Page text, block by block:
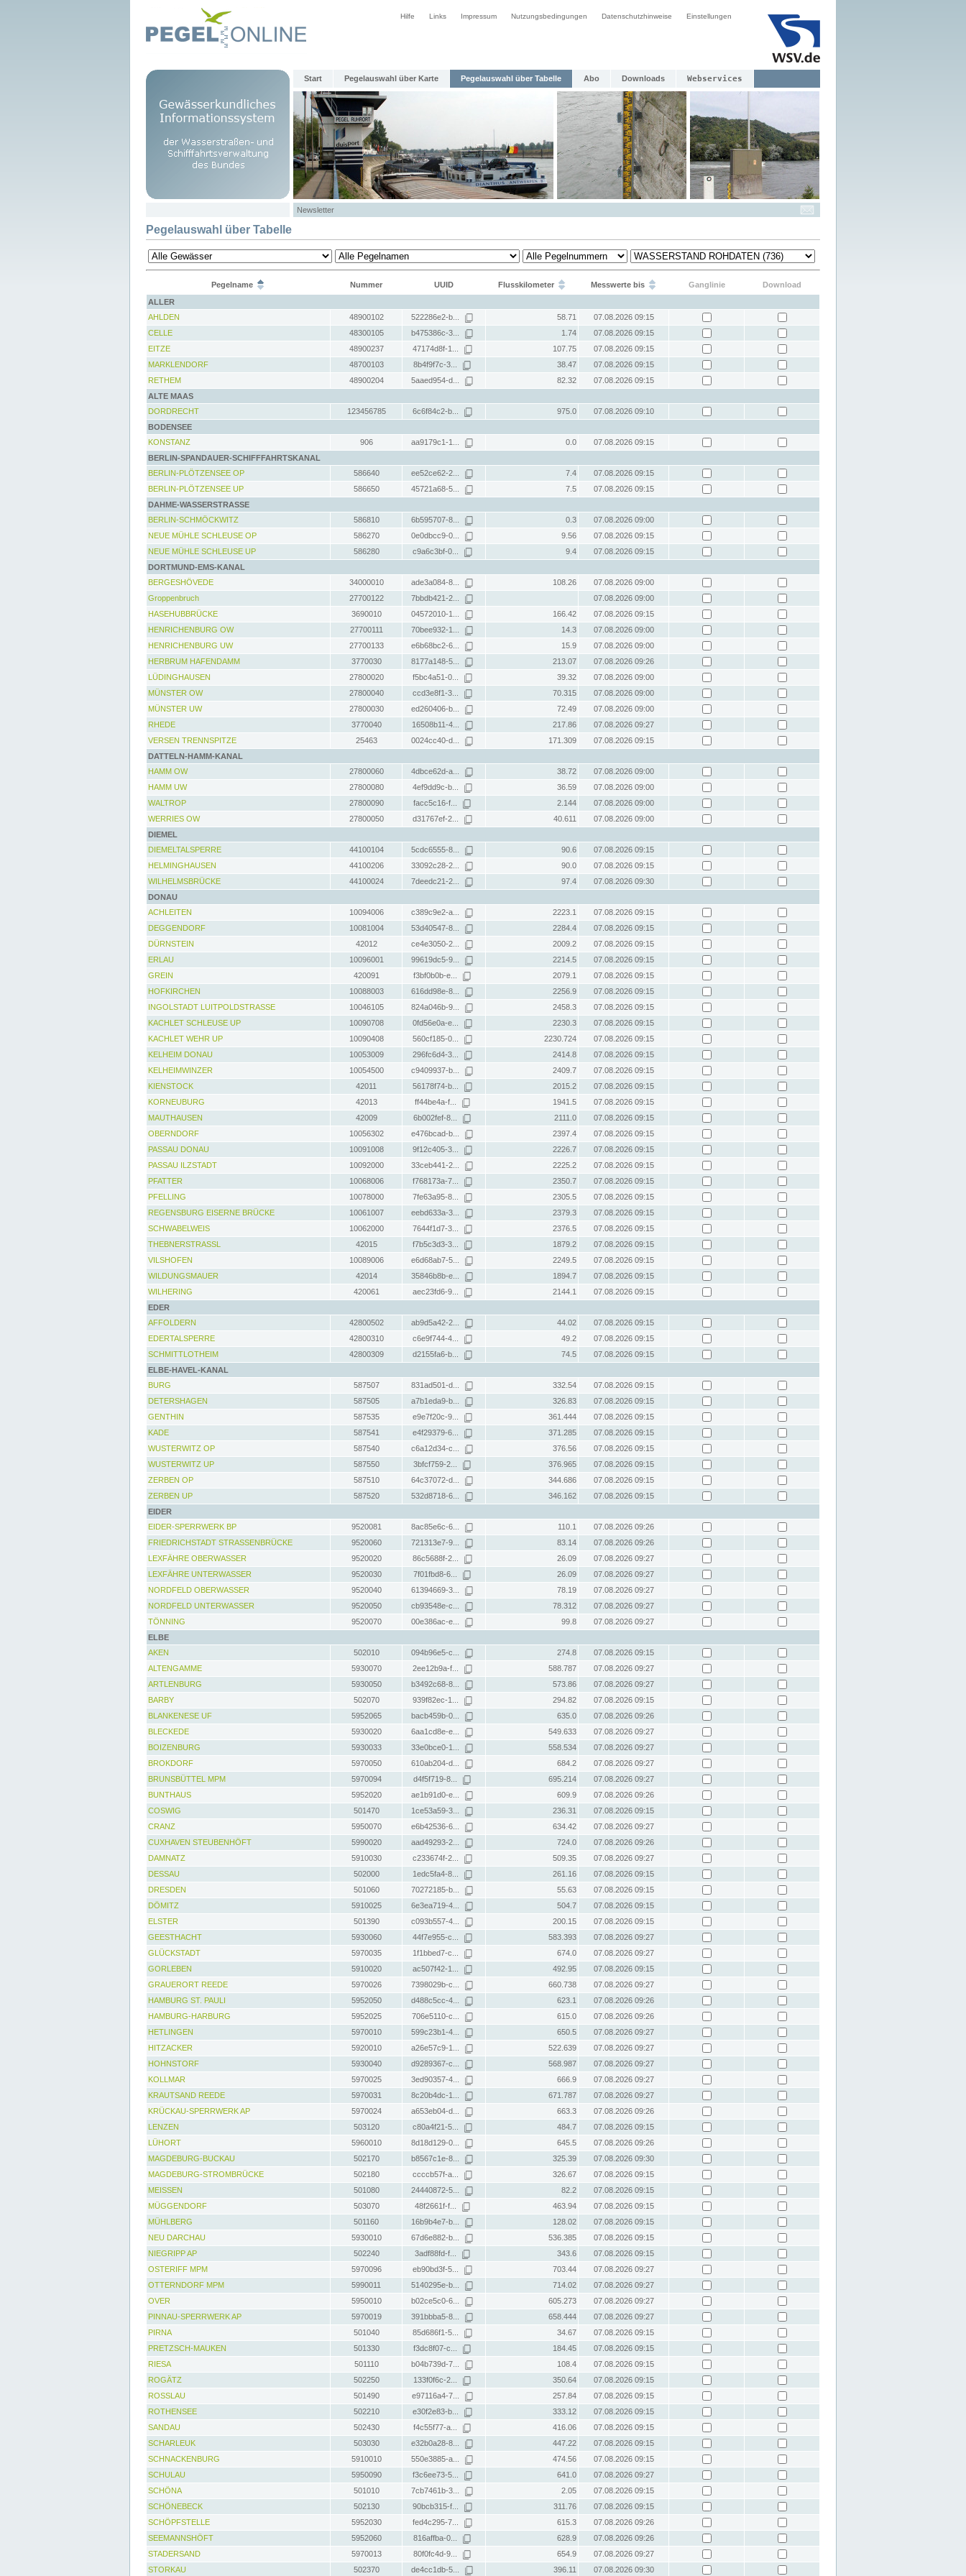
Hilfe Links Impressum Nutzungsbedingungen Datenschutzhinweise Einstellungen
Start Pegelauswahl über Karte Pegelauswahl über Tabelle Abo Downloads Webservices
Newsletter
Pegelauswahl über Tabelle
Pegelname Nummer UUID Flusskilometer Messwerte bis Ganglinie
Download
ALLER
AHLDEN
48900102 522286e2-b... 58.71
07.08.2026 09:15
CELLE
48300105 b475386c-3... 1.74
07.08.2026 09:15
EITZE
48900237 47174d8f-1... 107.75
07.08.2026 09:15
MARKLENDORF
48700103 8b4f9f7c-3... 38.47
07.08.2026 09:15
RETHEM
48900204 5aaed954-d... 82.32
07.08.2026 09:15
ALTE MAAS
DORDRECHT
123456785 6c6f84c2-b... 975.0
07.08.2026 09:10
BODENSEE
KONSTANZ
906 aa9179c1-1... 0.0
07.08.2026 09:15
BERLIN-SPANDAUER-SCHIFFFAHRTSKANAL
BERLIN-PLÖTZENSEE OP
586640 ee52ce62-2... 7.4
07.08.2026 09:15
BERLIN-PLÖTZENSEE UP
586650 45721a68-5... 7.5
07.08.2026 09:15
DAHME-WASSERSTRASSE
BERLIN-SCHMÖCKWITZ
586810 6b595707-8... 0.3
07.08.2026 09:00
NEUE MÜHLE SCHLEUSE OP
586270 0e0dbcc9-0... 9.56
07.08.2026 09:15
NEUE MÜHLE SCHLEUSE UP
586280 c9a6c3bf-0... 9.4
07.08.2026 09:15
DORTMUND-EMS-KANAL
BERGESHÖVEDE
34000010 ade3a084-8... 108.26
07.08.2026 09:00
Groppenbruch
27700122 7bbdb421-2...
07.08.2026 09:00
HASEHUBBRÜCKE
3690010 04572010-1... 166.42
07.08.2026 09:15
HENRICHENBURG OW
27700111 70bee932-1... 14.3
07.08.2026 09:00
HENRICHENBURG UW
27700133 e6b68bc2-6... 15.9
07.08.2026 09:00
HERBRUM HAFENDAMM
3770030 8177a148-5... 213.07
07.08.2026 09:26
LÜDINGHAUSEN
27800020 f5bc4a51-0... 39.32
07.08.2026 09:00
MÜNSTER OW
27800040 ccd3e8f1-3... 70.315
07.08.2026 09:00
MÜNSTER UW
27800030 ed260406-b... 72.49
07.08.2026 09:00
RHEDE
3770040 16508b11-4... 217.86
07.08.2026 09:27
VERSEN TRENNSPITZE
25463 0024cc40-d... 171.309
07.08.2026 09:15
DATTELN-HAMM-KANAL
HAMM OW
27800060 4dbce62d-a... 38.72
07.08.2026 09:00
HAMM UW
27800080 4ef9dd9c-b... 36.59
07.08.2026 09:00
WALTROP
27800090 facc5c16-f... 2.144
07.08.2026 09:00
WERRIES OW
27800050 d31767ef-2... 40.611
07.08.2026 09:00
DIEMEL
DIEMELTALSPERRE
44100104 5cdc6555-8... 90.6
07.08.2026 09:15
HELMINGHAUSEN
44100206 33092c28-2... 90.0
07.08.2026 09:15
WILHELMSBRÜCKE
44100024 7deedc21-2... 97.4
07.08.2026 09:30
DONAU
ACHLEITEN
10094006 c389c9e2-a... 2223.1
07.08.2026 09:15
DEGGENDORF
10081004 53d40547-8... 2284.4
07.08.2026 09:15
DÜRNSTEIN
42012 ce4e3050-2... 2009.2
07.08.2026 09:15
ERLAU
10096001 99619dc5-9... 2214.5
07.08.2026 09:15
GREIN
420091 f3bf0b0b-e... 2079.1
07.08.2026 09:15
HOFKIRCHEN
10088003 616dd98e-8... 2256.9
07.08.2026 09:15
INGOLSTADT LUITPOLDSTRASSE
10046105 824a046b-9... 2458.3
07.08.2026 09:15
KACHLET SCHLEUSE UP
10090708 0fd56e0a-e... 2230.3
07.08.2026 09:15
KACHLET WEHR UP
10090408 560cf185-0... 2230.724
07.08.2026 09:15
KELHEIM DONAU
10053009 296fc6d4-3... 2414.8
07.08.2026 09:15
KELHEIMWINZER
10054500 c9409937-b... 2409.7
07.08.2026 09:15
KIENSTOCK
42011 56178f74-b... 2015.2
07.08.2026 09:15
KORNEUBURG
42013 ff44be4a-f... 1941.5
07.08.2026 09:15
MAUTHAUSEN
42009 6b002fef-8... 2111.0
07.08.2026 09:15
OBERNDORF
10056302 e476bcad-b... 2397.4
07.08.2026 09:15
PASSAU DONAU
10091008 9f12c405-3... 2226.7
07.08.2026 09:15
PASSAU ILZSTADT
10092000 33ceb441-2... 2225.2
07.08.2026 09:15
PFATTER
10068006 f768173a-7... 2350.7
07.08.2026 09:15
PFELLING
10078000 7fe63a95-8... 2305.5
07.08.2026 09:15
REGENSBURG EISERNE BRÜCKE
10061007 eebd633a-3... 2379.3
07.08.2026 09:15
SCHWABELWEIS
10062000 7644f1d7-3... 2376.5
07.08.2026 09:15
THEBNERSTRASSL
42015 f7b5c3d3-3... 1879.2
07.08.2026 09:15
VILSHOFEN
10089006 e6d68ab7-5... 2249.5
07.08.2026 09:15
WILDUNGSMAUER
42014 35846b8b-e... 1894.7
07.08.2026 09:15
WILHERING
420061 aec23fd6-9... 2144.1
07.08.2026 09:15
EDER
AFFOLDERN
42800502 ab9d5a42-2... 44.02
07.08.2026 09:15
EDERTALSPERRE
42800310 c6e9f744-4... 49.2
07.08.2026 09:15
SCHMITTLOTHEIM
42800309 d2155fa6-b... 74.5
07.08.2026 09:15
ELBE-HAVEL-KANAL
BURG
587507 831ad501-d... 332.54
07.08.2026 09:15
DETERSHAGEN
587505 a7b1eda9-b... 326.83
07.08.2026 09:15
GENTHIN
587535 e9e7f20c-9... 361.444
07.08.2026 09:15
KADE
587541 e4f29379-6... 371.285
07.08.2026 09:15
WUSTERWITZ OP
587540 c6a12d34-c... 376.56
07.08.2026 09:15
WUSTERWITZ UP
587550 3bfcf759-2... 376.965
07.08.2026 09:15
ZERBEN OP
587510 64c37072-d... 344.686
07.08.2026 09:15
ZERBEN UP
587520 532d8718-6... 346.162
07.08.2026 09:15
EIDER
EIDER-SPERRWERK BP
9520081 8ac85e6c-6... 110.1
07.08.2026 09:26
FRIEDRICHSTADT STRASSENBRÜCKE
9520060 721313e7-9... 83.14
07.08.2026 09:26
LEXFÄHRE OBERWASSER
9520020 86c5688f-2... 26.09
07.08.2026 09:27
LEXFÄHRE UNTERWASSER
9520030 7f01fbd8-6... 26.09
07.08.2026 09:27
NORDFELD OBERWASSER
9520040 61394669-3... 78.19
07.08.2026 09:27
NORDFELD UNTERWASSER
9520050 cb93548e-c... 78.312
07.08.2026 09:27
TÖNNING
9520070 00e386ac-e... 99.8
07.08.2026 09:27
ELBE
AKEN
502010 094b96e5-c... 274.8
07.08.2026 09:15
ALTENGAMME
5930070 2ee12b9a-f... 588.787
07.08.2026 09:27
ARTLENBURG
5930050 b3492c68-8... 573.86
07.08.2026 09:27
BARBY
502070 939f82ec-1... 294.82
07.08.2026 09:15
BLANKENESE UF
5952065 bacb459b-0... 635.0
07.08.2026 09:26
BLECKEDE
5930020 6aa1cd8e-e... 549.633
07.08.2026 09:27
BOIZENBURG
5930033 33e0bce0-1... 558.534
07.08.2026 09:27
BROKDORF
5970050 610ab204-d... 684.2
07.08.2026 09:27
BRUNSBÜTTEL MPM
5970094 d4f5f719-8... 695.214
07.08.2026 09:27
BUNTHAUS
5952020 ae1b91d0-e... 609.9
07.08.2026 09:26
COSWIG
501470 1ce53a59-3... 236.31
07.08.2026 09:15
CRANZ
5950070 e6b42536-6... 634.42
07.08.2026 09:27
CUXHAVEN STEUBENHÖFT
5990020 aad49293-2... 724.0
07.08.2026 09:26
DAMNATZ
5910030 c233674f-2... 509.35
07.08.2026 09:27
DESSAU
502000 1edc5fa4-8... 261.16
07.08.2026 09:15
DRESDEN
501060 70272185-b... 55.63
07.08.2026 09:15
DÖMITZ
5910025 6e3ea719-4... 504.7
07.08.2026 09:15
ELSTER
501390 c093b557-4... 200.15
07.08.2026 09:15
GEESTHACHT
5930060 44f7e955-c... 583.393
07.08.2026 09:27
GLÜCKSTADT
5970035 1f1bbed7-c... 674.0
07.08.2026 09:27
GORLEBEN
5910020 ac507f42-1... 492.95
07.08.2026 09:15
GRAUERORT REEDE
5970026 7398029b-c... 660.738
07.08.2026 09:27
HAMBURG ST. PAULI
5952050 d488c5cc-4... 623.1
07.08.2026 09:26
HAMBURG-HARBURG
5952025 706e5110-c... 615.0
07.08.2026 09:26
HETLINGEN
5970010 599c23b1-4... 650.5
07.08.2026 09:27
HITZACKER
5920010 a26e57c9-1... 522.639
07.08.2026 09:27
HOHNSTORF
5930040 d9289367-c... 568.987
07.08.2026 09:27
KOLLMAR
5970025 3ed90357-4... 666.9
07.08.2026 09:27
KRAUTSAND REEDE
5970031 8c20b4dc-1... 671.787
07.08.2026 09:27
KRÜCKAU-SPERRWERK AP
5970024 a653eb04-d... 663.3
07.08.2026 09:26
LENZEN
503120 c80a4f21-5... 484.7
07.08.2026 09:15
LÜHORT
5960010 8d18d129-0... 645.5
07.08.2026 09:26
MAGDEBURG-BUCKAU
502170 b8567c1e-8... 325.39
07.08.2026 09:30
MAGDEBURG-STROMBRÜCKE
502180 ccccb57f-a... 326.67
07.08.2026 09:15
MEISSEN
501080 24440872-5... 82.2
07.08.2026 09:15
MÜGGENDORF
503070 48f2661f-f... 463.94
07.08.2026 09:15
MÜHLBERG
501160 16b9b4e7-b... 128.02
07.08.2026 09:15
NEU DARCHAU
5930010 67d6e882-b... 536.385
07.08.2026 09:15
NIEGRIPP AP
502240 3adf88fd-f... 343.6
07.08.2026 09:15
OSTERIFF MPM
5970096 eb90bd3f-5... 703.44
07.08.2026 09:27
OTTERNDORF MPM
5990011 5140295e-b... 714.02
07.08.2026 09:27
OVER
5950010 b02ce5c0-6... 605.273
07.08.2026 09:27
PINNAU-SPERRWERK AP
5970019 391bbba5-8... 658.444
07.08.2026 09:27
PIRNA
501040 85d686f1-5... 34.67
07.08.2026 09:15
PRETZSCH-MAUKEN
501330 f3dc8f07-c... 184.45
07.08.2026 09:15
RIESA
501110 b04b739d-7... 108.4
07.08.2026 09:15
ROGÄTZ
502250 133f0f6c-2... 350.64
07.08.2026 09:15
ROSSLAU
501490 e97116a4-7... 257.84
07.08.2026 09:15
ROTHENSEE
502210 e30f2e83-b... 333.12
07.08.2026 09:15
SANDAU
502430 f4c55f77-a... 416.06
07.08.2026 09:15
SCHARLEUK
503030 e32b0a28-8... 447.22
07.08.2026 09:15
SCHNACKENBURG
5910010 550e3885-a... 474.56
07.08.2026 09:15
SCHULAU
5950090 f3c6ee73-5... 641.0
07.08.2026 09:27
SCHÖNA
501010 7cb7461b-3... 2.05
07.08.2026 09:15
SCHÖNEBECK
502130 90bcb315-f... 311.76
07.08.2026 09:15
SCHÖPFSTELLE
5952030 fed4c295-7... 615.3
07.08.2026 09:26
SEEMANNSHÖFT
5952060 816affba-0... 628.9
07.08.2026 09:26
STADERSAND
5970013 80f0fc4d-9... 654.9
07.08.2026 09:27
STORKAU
502370 de4cc1db-5... 396.11 07.08.2026 09:30